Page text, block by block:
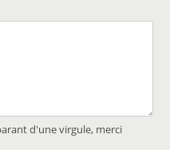
d'une virgule, merci